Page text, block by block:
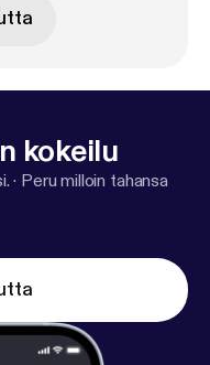
kokeilu
· Peru milloin tahansa